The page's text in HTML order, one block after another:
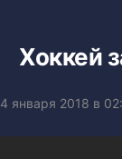
Хоккей
4 января 2018 в